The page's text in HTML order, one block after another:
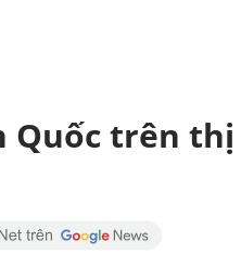
Quốc trên